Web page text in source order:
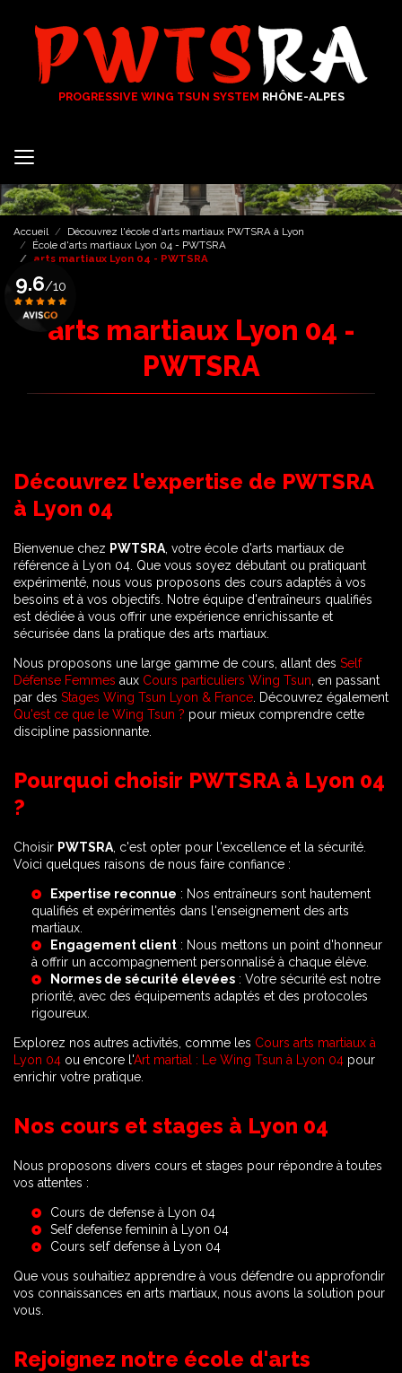
contenu
principal
PROGRESSIVE WING TSUN SYSTEM RHÔNE-ALPES
9.6/10
Voir le certificat
Accueil
Découvrez l'école d'arts martiaux PWTSRA à Lyon
École d'arts martiaux Lyon 04 - PWTSRA
arts martiaux Lyon 04 - PWTSRA
arts martiaux Lyon 04 -
PWTSRA
Découvrez l'expertise de PWTSRA
à Lyon 04
Bienvenue chez PWTSRA , votre école d'arts martiaux de
référence à Lyon 04. Que vous soyez débutant ou pratiquant
expérimenté, nous vous proposons des cours adaptés à vos
besoins et à vos objectifs. Notre équipe d'entraîneurs qualifiés
est dédiée à vous offrir une expérience enrichissante et
sécurisée dans la pratique des arts martiaux.
Nous proposons une large gamme de cours, allant des Self
Défense Femmes aux Cours particuliers Wing Tsun , en passant
par des Stages Wing Tsun Lyon & France . Découvrez également
Qu'est ce que le Wing Tsun ? pour mieux comprendre cette
discipline passionnante.
Pourquoi choisir PWTSRA à Lyon 04
?
Choisir PWTSRA , c'est opter pour l'excellence et la sécurité.
Voici quelques raisons de nous faire confiance :
Expertise reconnue : Nos entraîneurs sont hautement
qualifiés et expérimentés dans l'enseignement des arts
martiaux.
Engagement client : Nous mettons un point d'honneur
à offrir un accompagnement personnalisé à chaque élève.
Normes de sécurité élevées : Votre sécurité est notre
priorité, avec des équipements adaptés et des protocoles
rigoureux.
Explorez nos autres activités, comme les Cours arts martiaux à
Lyon 04 ou encore l'Art martial : Le Wing Tsun à Lyon 04 pour
enrichir votre pratique.
Nos cours et stages à Lyon 04
Nous proposons divers cours et stages pour répondre à toutes
vos attentes :
Cours de defense à Lyon 04
Self defense feminin à Lyon 04
Cours self defense à Lyon 04
Que vous souhaitiez apprendre à vous défendre ou approfondir
vos connaissances en arts martiaux, nous avons la solution pour
vous.
Rejoignez notre école d'arts